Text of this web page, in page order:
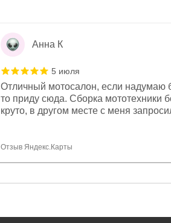
Анна К
5 июля
Отличный мотосалон, если надумаю
то приду сюда. Сборка мототехники
круто, в другом месте с меня
спасибо отдельное, всегда на связи,
Отзыв Яндекс.Карты